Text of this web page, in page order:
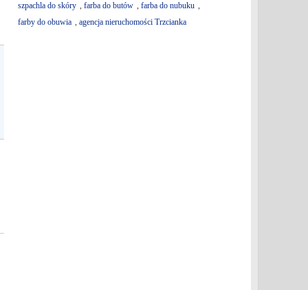
szpachla do skóry , farba do butów , farba do nubuku ,
farby do obuwia , agencja nieruchomości Trzcianka